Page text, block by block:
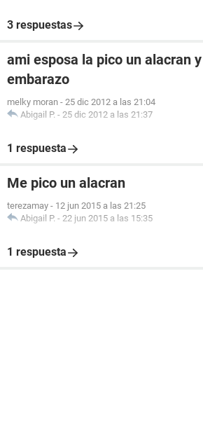
3 respuestas
ami esposa la pico un alacran
embarazo
melky moran - 25 dic 2012 a las 21:04
Abigail P. - 25 dic 2012 a las 21:37
1 respuesta
Me pico un alacran
terezamay - 12 jun 2015 a las 21:25
Abigail P. - 22 jun 2015 a las 15:35
1 respuesta